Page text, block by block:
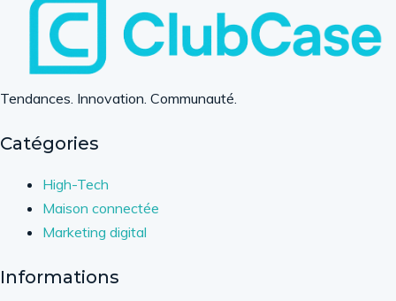
Tendances. Innovation. Communauté.
Catégories
High-Tech
Maison connectée
Marketing digital
Informations